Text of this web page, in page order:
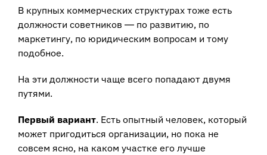
В крупных коммерческих структурах тоже есть
должности советников ― по развитию, по
маркетингу, по юридическим вопросам и тому
подобное.
На эти должности чаще всего попадают двумя
путями.
Первый вариант. Есть опытный человек, который
может пригодиться организации, но пока не
совсем ясно, на каком участке его лучше